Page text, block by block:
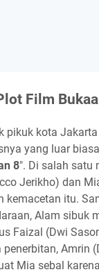
Film
pikuk kota
yang luar
8". Di salah satu
Jerikho) dan
kemacetan itu.
Alam sibuk
Faizal (Dwi
Amrin
Mia sebal